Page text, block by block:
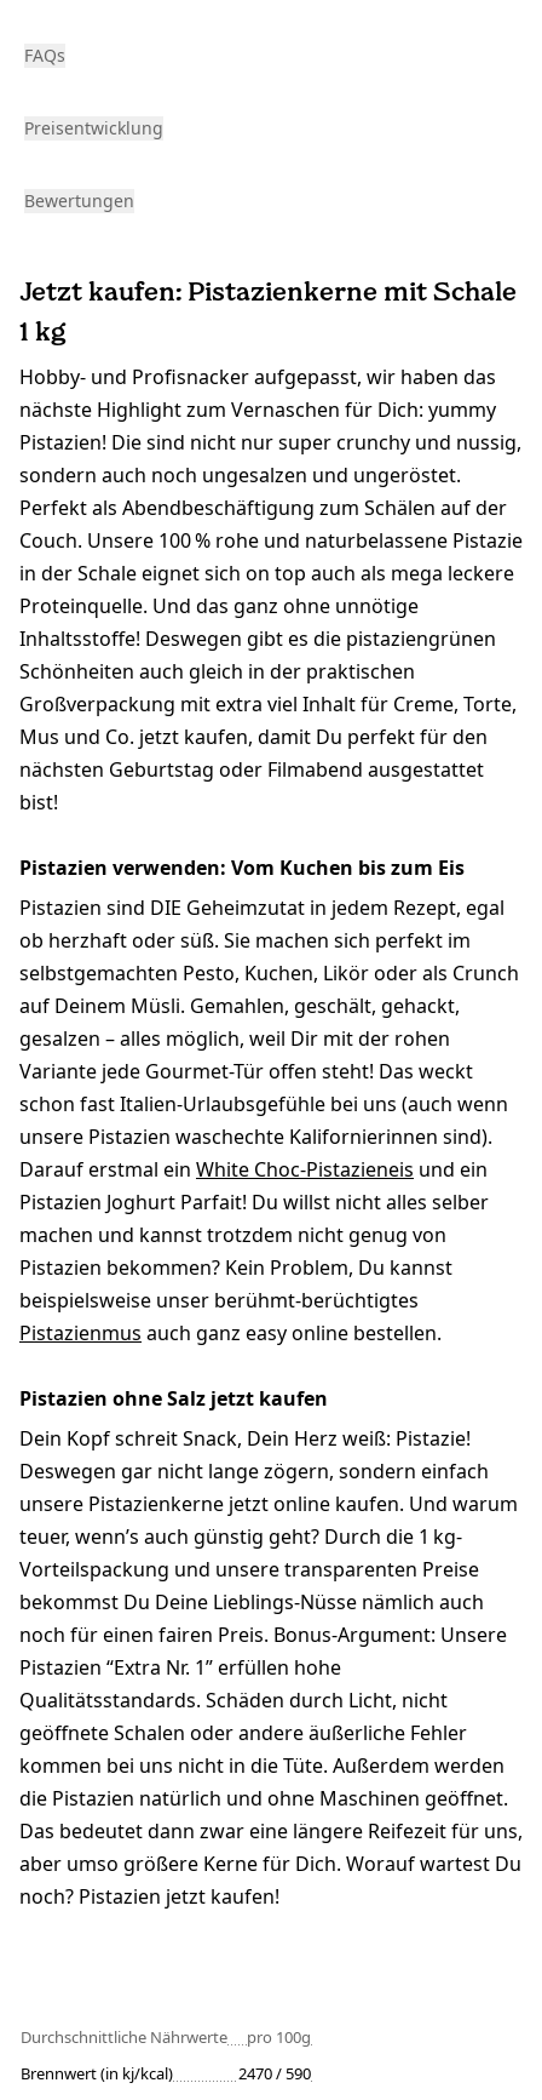
FAQs
Preisentwicklung
Bewertungen
Jetzt kaufen: Pistazienkerne mit Schale
1 kg
Hobby- und Profisnacker aufgepasst, wir haben das
nächste Highlight zum Vernaschen für Dich: yummy
Pistazien! Die sind nicht nur super crunchy und nussig,
sondern auch noch ungesalzen und ungeröstet.
Perfekt als Abendbeschäftigung zum Schälen auf der
Couch. Unsere 100 % rohe und naturbelassene Pistazie
in der Schale eignet sich on top auch als mega leckere
Proteinquelle. Und das ganz ohne unnötige
Inhaltsstoffe! Deswegen gibt es die pistaziengrünen
Schönheiten auch gleich in der praktischen
Großverpackung mit extra viel Inhalt für Creme, Torte,
Mus und Co. jetzt kaufen, damit Du perfekt für den
nächsten Geburtstag oder Filmabend ausgestattet
bist!
Pistazien verwenden: Vom Kuchen bis zum Eis
Pistazien sind DIE Geheimzutat in jedem Rezept, egal
ob herzhaft oder süß. Sie machen sich perfekt im
selbstgemachten Pesto, Kuchen, Likör oder als Crunch
auf Deinem Müsli. Gemahlen, geschält, gehackt,
gesalzen – alles möglich, weil Dir mit der rohen
Variante jede Gourmet-Tür offen steht! Das weckt
schon fast Italien-Urlaubsgefühle bei uns (auch wenn
unsere Pistazien waschechte Kalifornierinnen sind).
Darauf erstmal ein White Choc-Pistazieneis und ein
Pistazien Joghurt Parfait! Du willst nicht alles selber
machen und kannst trotzdem nicht genug von
Pistazien bekommen? Kein Problem, Du kannst
beispielsweise unser berühmt-berüchtigtes
Pistazienmus auch ganz easy online bestellen.
Pistazien ohne Salz jetzt kaufen
Dein Kopf schreit Snack, Dein Herz weiß: Pistazie!
Deswegen gar nicht lange zögern, sondern einfach
unsere Pistazienkerne jetzt online kaufen. Und warum
teuer, wenn’s auch günstig geht? Durch die 1 kg-
Vorteilspackung und unsere transparenten Preise
bekommst Du Deine Lieblings-Nüsse nämlich auch
noch für einen fairen Preis. Bonus-Argument: Unsere
Pistazien “Extra Nr. 1” erfüllen hohe
Qualitätsstandards. Schäden durch Licht, nicht
geöffnete Schalen oder andere äußerliche Fehler
kommen bei uns nicht in die Tüte. Außerdem werden
die Pistazien natürlich und ohne Maschinen geöffnet.
Das bedeutet dann zwar eine längere Reifezeit für uns,
aber umso größere Kerne für Dich. Worauf wartest Du
noch? Pistazien jetzt kaufen!
Durchschnittliche Nährwerte
pro 100g
Brennwert (in kj/kcal)
2470 / 590